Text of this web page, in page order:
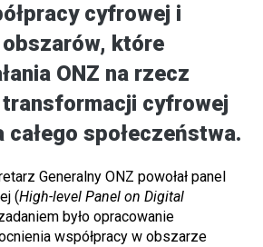
cyfrowej i
które
ONZ na rzecz
transformacji cyfrowej
społeczeństwa.
Generalny ONZ powołał panel
(High-level Panel on Digital
było opracowanie
współpracy w obszarze